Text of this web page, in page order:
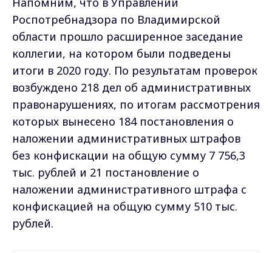
Роспотребнадзора по Владимирской
области прошло расширенное заседание
коллегии, на котором были подведены
итоги в 2020 году. По результатам проверок
возбуждено 218 дел об административных
правонарушениях, по итогам рассмотрения
которых вынесено 184 постановления о
наложении административных штрафов
без конфискации на общую сумму 7 756,3
тыс. рублей и 21 постановление о
наложении административного штрафа с
конфискацией на общую сумму 510 тыс.
рублей.